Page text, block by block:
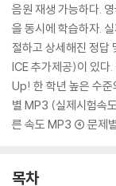
음원 재생 가능하다.
을 동시에 학습하자.
절하고 상세해진 정
ICE 추가제공)이 있
Up! 한 학년 높은 수
별 MP3 (실제시험속
른 속도 MP3 ④ 문제
목차